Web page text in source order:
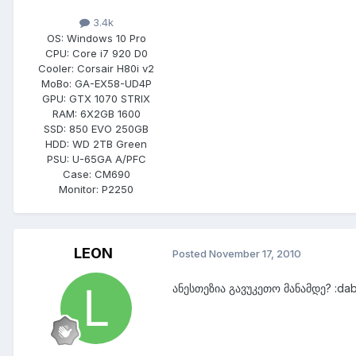
3.4k
OS: Windows 10 Pro
CPU: Core i7 920 D0
Cooler: Corsair H80i v2
MoBo: GA-EX58-UD4P
GPU: GTX 1070 STRIX
RAM: 6X2GB 1600
SSD: 850 EVO 250GB
HDD: WD 2TB Green
PSU: U-65GA A/PFC
Case: CM690
Monitor: P2250
LEON Posted November 17, 2010
ანესთეზია გავუკეთო მანამდე?